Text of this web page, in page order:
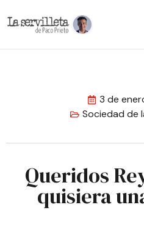
3 de
Sociedad de
Queridos
quisiera